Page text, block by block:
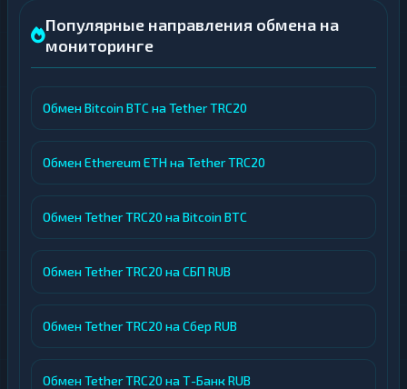
Популярные направления обмена на
мониторинге
Обмен Bitcoin BTC на Tether TRC20
Обмен Ethereum ETH на Tether TRC20
Обмен Tether TRC20 на Bitcoin BTC
Обмен Tether TRC20 на СБП RUB
Обмен Tether TRC20 на Сбер RUB
Обмен Tether TRC20 на Т-Банк RUB